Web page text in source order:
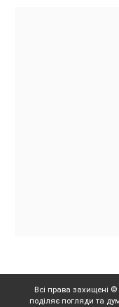
Всі права захищені
поділяє погляди та